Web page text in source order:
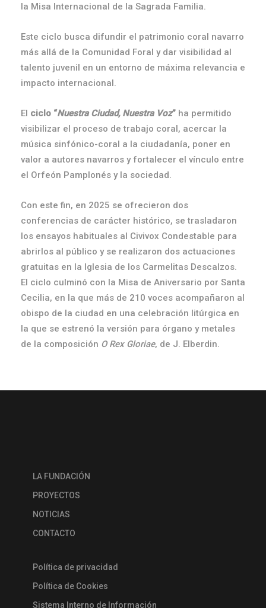
la Misa Internacional de la Sagrada Familia.
Este ciclo busca difundir el patrimonio coral navarro
más allá de la Comunidad Foral y dar visibilidad al
talento juvenil en un entorno de máxima relevancia e
impacto internacional.
El ciclo “Nuestra Ciudad, Nuestra Voz” ha permitido
visibilizar el proceso de trabajo coral, acercar la
música sinfónico-coral a la ciudadanía, poner en
valor a autores navarros y fortalecer el vínculo entre
el Orfeón Pamplonés y la sociedad.
Con este fin, en 2025 se ofrecieron dos
conferencias de carácter histórico, se trasladaron
los ensayos habituales al Civivox Condestable para
abrirlos al público y se realizaron dos actuaciones
gratuitas en la Iglesia de los Carmelitas Descalzos.
El ciclo culminó con la Misa de Aniversario por Santa
Cecilia, en la que más de 210 voces acompañaron al
obispo de la ciudad en una celebración litúrgica en
la que se estrenó la versión para órgano y metales
de la composición O Rex Gloriae, de J. Elberdin.
LA FUNDACIÓN
PROYECTOS
NOTICIAS
CONTACTO
Política de privacidad
Política de Cookies
Sistema Interno de Información